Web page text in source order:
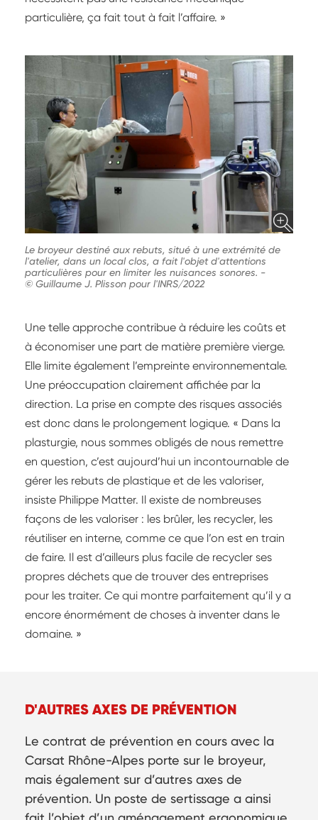
particulière, ça fait tout à fait l’affaire. »
Le broyeur destiné aux rebuts, situé à une extrémité de
l'atelier, dans un local clos, a fait l'objet d'attentions
particulières pour en limiter les nuisances sonores. -
© Guillaume J. Plisson pour l'INRS/2022
Une telle approche contribue à réduire les coûts et
à économiser une part de matière première vierge.
Elle limite également l’empreinte environnementale.
Une préoccupation clairement affichée par la
direction. La prise en compte des risques associés
est donc dans le prolongement logique. « Dans la
plasturgie, nous sommes obligés de nous remettre
en question, c’est aujourd’hui un incontournable de
gérer les rebuts de plastique et de les valoriser,
insiste Philippe Matter. Il existe de nombreuses
façons de les valoriser : les brûler, les recycler, les
réutiliser en interne, comme ce que l’on est en train
de faire. Il est d’ailleurs plus facile de recycler ses
propres déchets que de trouver des entreprises
pour les traiter. Ce qui montre parfaitement qu’il y a
encore énormément de choses à inventer dans le
domaine. »
D'AUTRES AXES DE PRÉVENTION
Le contrat de prévention en cours avec la
Carsat Rhône-Alpes porte sur le broyeur,
mais également sur d’autres axes de
prévention. Un poste de sertissage a ainsi